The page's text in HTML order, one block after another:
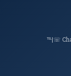
℡|☏